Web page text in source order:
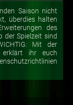
Saison nicht
überdies halten
des
der Spielzeit sind
Mit der
erklärt ihr euch